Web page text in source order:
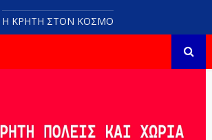
Η ΚΡΗΤΗ ΣΤΟN KOΣΜΟ